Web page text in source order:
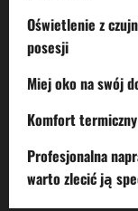
Oświetlenie z
posesji
Miej oko na swój
Komfort
Profesjonalna
warto zlecić ją